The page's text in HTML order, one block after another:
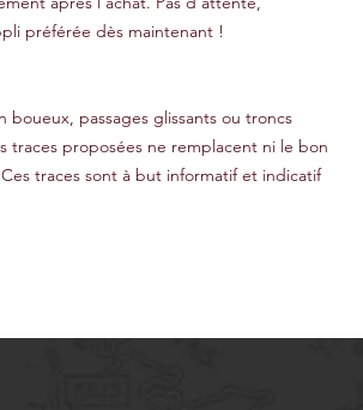
préférée dès maintenant !
boueux, passages glissants ou troncs
traces proposées ne remplacent ni le bon
traces sont à but informatif et indicatif